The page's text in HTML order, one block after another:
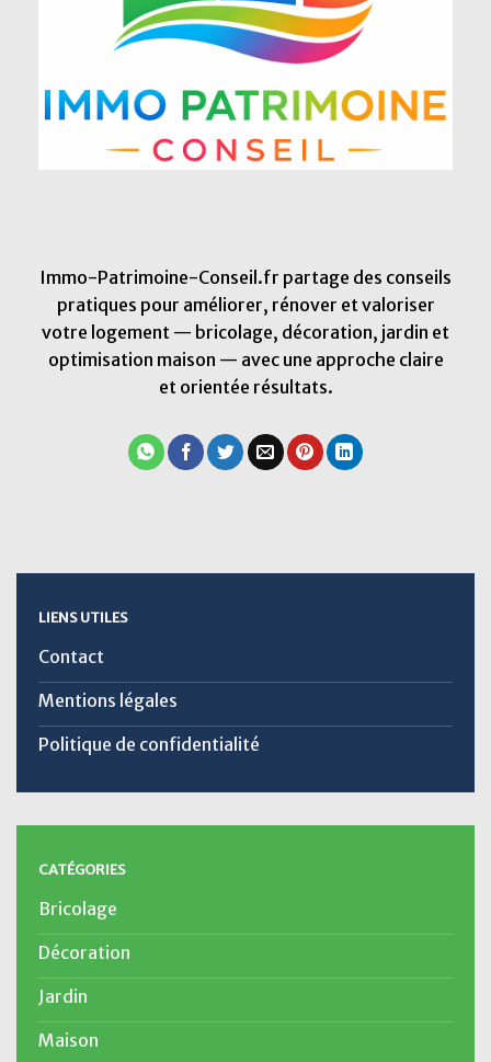
Immo-Patrimoine-Conseil.fr partage des conseils
pratiques pour améliorer, rénover et valoriser
votre logement — bricolage, décoration, jardin et
optimisation maison — avec une approche claire
et orientée résultats.
LIENS UTILES
Contact
Mentions légales
Politique de confidentialité
CATÉGORIES
Bricolage
Décoration
Jardin
Maison